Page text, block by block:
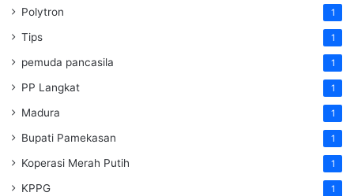
Polytron 1
Tips 1
pemuda pancasila 1
PP Langkat 1
Madura 1
Bupati Pamekasan 1
Koperasi Merah Putih 1
KPPG 1